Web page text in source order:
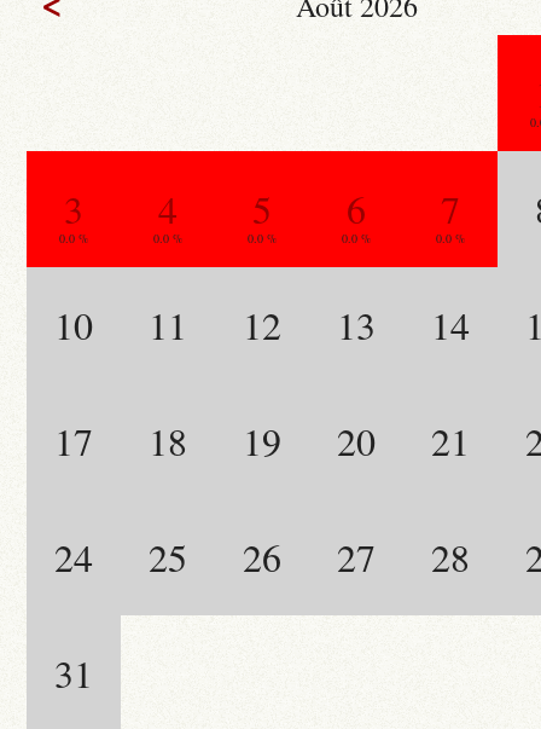
3
0.0 %
4
0.0 %
5
0.0 %
6
0.0 %
7
0.0 %
10 11 12 13 14
17 18 19 20 21
24 25 26 27 28
31